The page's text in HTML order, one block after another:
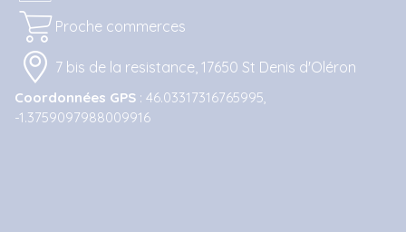
Proche commerces
7 bis de la resistance, 17650 St Denis d'Oléron
Coordonnées GPS : 46.03317316765995,
-1.3759097988009916